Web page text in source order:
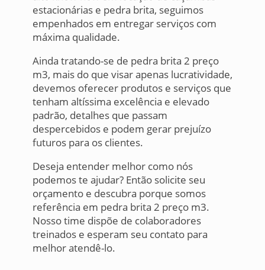
estacionárias e pedra brita, seguimos
empenhados em entregar serviços com
máxima qualidade.
Ainda tratando-se de pedra brita 2 preço
m3, mais do que visar apenas lucratividade,
devemos oferecer produtos e serviços que
tenham altíssima excelência e elevado
padrão, detalhes que passam
despercebidos e podem gerar prejuízo
futuros para os clientes.
Deseja entender melhor como nós
podemos te ajudar? Então solicite seu
orçamento e descubra porque somos
referência em pedra brita 2 preço m3.
Nosso time dispõe de colaboradores
treinados e esperam seu contato para
melhor atendê-lo.